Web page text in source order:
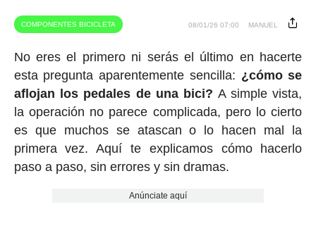
COMPONENTES BICICLETA 08/01/26 07:00 MANUEL
No eres el primero ni serás el último en hacerte
esta pregunta aparentemente sencilla: ¿cómo se
aflojan los pedales de una bici? A simple vista,
la operación no parece complicada, pero lo cierto
es que muchos se atascan o lo hacen mal la
primera vez. Aquí te explicamos cómo hacerlo
paso a paso, sin errores y sin dramas.
Anúnciate aquí